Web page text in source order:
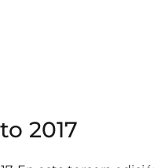
2017